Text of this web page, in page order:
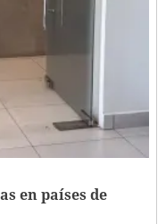
en países de